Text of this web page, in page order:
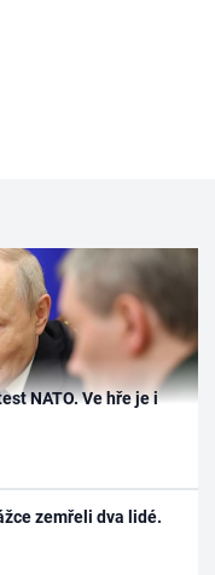
NATO. Ve hře je i
zemřeli dva lidé.